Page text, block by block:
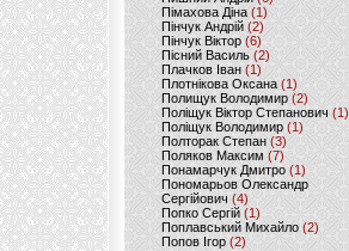
Пімахова Діна(1)
Пінчук Андрій(2)
Пінчук Віктор (6)
Пісний Василь (2)
Плачков Іван(1)
Плотнікова Оксана (1)
Полищук Володимир(2)
Поліщук Віктор Степанович(1)
Поліщук Володимир (1)
Полторак Степан(3)
Поляков Максим (7)
Понамарчук Дмитро (1)
Пономарьов Олександр
Сергійович(4)
Попко Сергій (1)
Поплавський Михайло (2)
Попов Ігор(2)